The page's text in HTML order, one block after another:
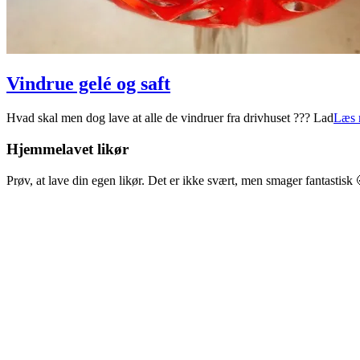
Vindrue gelé og saft
2022-
31
Hvad skal men dog lave at alle de vindruer fra drivhuset ??? LadLæs
Hjemmelavet likør
Prøv, at lave din egen likør. Det er ikke svært, men smager fantastisk